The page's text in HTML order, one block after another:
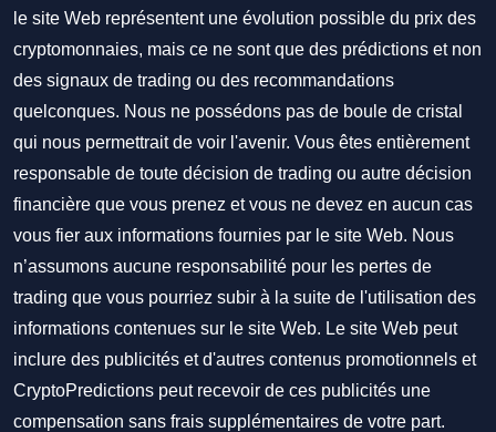
le site Web représentent une évolution possible du prix des
cryptomonnaies, mais ce ne sont que des prédictions et non
des signaux de trading ou des recommandations
quelconques. Nous ne possédons pas de boule de cristal
qui nous permettrait de voir l'avenir. Vous êtes entièrement
responsable de toute décision de trading ou autre décision
financière que vous prenez et vous ne devez en aucun cas
vous fier aux informations fournies par le site Web. Nous
n’assumons aucune responsabilité pour les pertes de
trading que vous pourriez subir à la suite de l'utilisation des
informations contenues sur le site Web. Le site Web peut
inclure des publicités et d'autres contenus promotionnels et
CryptoPredictions peut recevoir de ces publicités une
compensation sans frais supplémentaires de votre part.